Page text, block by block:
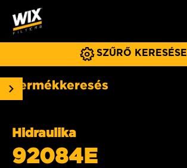
SZŰRŐ KERESÉSE
Termékkeresés
Hidraulika
92084E